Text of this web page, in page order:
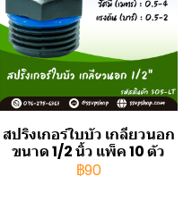
สปริงเกอร์ใบบัว เกลียวนอก
ขนาด 1/2 นิ้ว แพ็ค 10 ตัว
฿90